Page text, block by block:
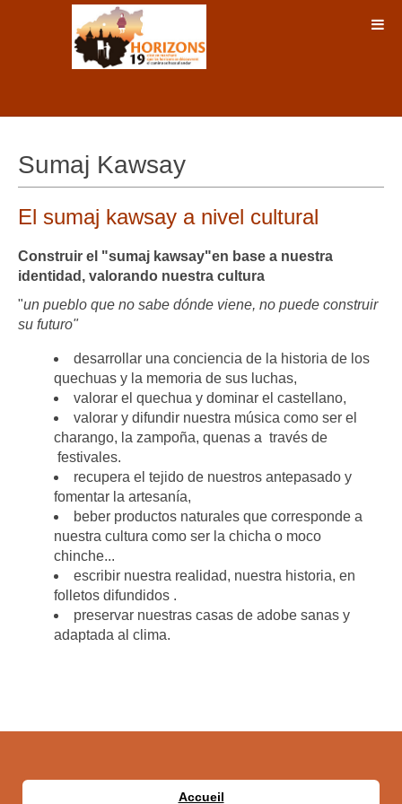
Sumaj Kawsay
El sumaj kawsay a nivel cultural
Construir el "sumaj kawsay"en base a nuestra
identidad, valorando nuestra cultura
"un pueblo que no sabe dónde viene, no puede construir
su futuro"
desarrollar una conciencia de la historia de los
quechuas y la memoria de sus luchas,
valorar el quechua y dominar el castellano,
valorar y difundir nuestra música como ser el
charango, la zampoña, quenas a través de
festivales.
recupera el tejido de nuestros antepasado y
fomentar la artesanía,
beber productos naturales que corresponde a
nuestra cultura como ser la chicha o moco
chinche...
escribir nuestra realidad, nuestra historia, en
folletos difundidos .
preservar nuestras casas de adobe sanas y
adaptada al clima.
Accueil